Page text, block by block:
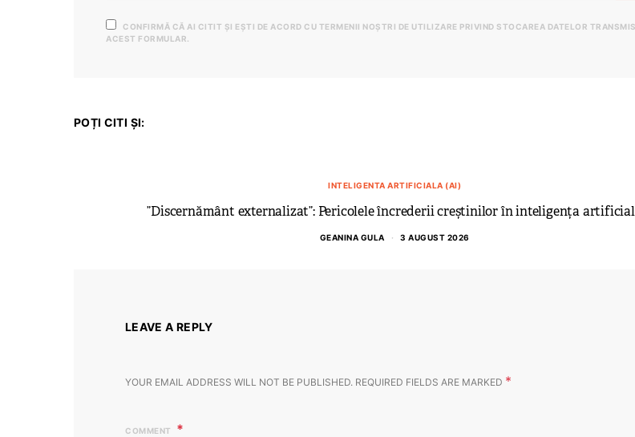
CONFIRMĂ CĂ AI CITIT ȘI EȘTI DE ACORD CU TERMENII NOȘTRI DE UTILIZARE PRIVIND STOCAREA DATELOR
ACEST FORMULAR.
POȚI CITI ȘI:
INTELIGENTA ARTIFICIALA (AI)
”Discernământ externalizat”: Pericolele încrederii creștinilor în inteligența
GEANINA GULA 3 AUGUST 2026
LEAVE A REPLY
YOUR EMAIL ADDRESS WILL NOT BE PUBLISHED. REQUIRED FIELDS ARE MARKED *
COMMENT